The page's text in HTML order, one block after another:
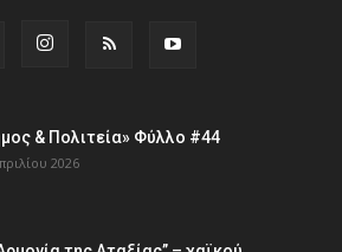
& Πολιτεία» Φύλλο #44
2026